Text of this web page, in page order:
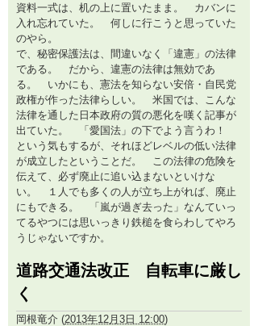
資料一式は、机の上に置いたまま。 カバンに
入れ忘れていた。 何しに行こうと思っていた
のやら。
で、秘密保護法は、間違いなく「違憲」の法律
である。 だから、違憲の法律は無効であ
る。 いかにも、憲法を知らない安倍・自民党
政権が作った法律らしい。 米国では、こんな
法律を通した日本政府の質の悪化を嘆く記事が
出ていた。 「愛国法」の下でよう言うわ！
という気もするが、それほどレベルの低い法律
が成立したということだ。 この法律の危険を
伝えて、必ず廃止に追い込まないといけな
い。 １人でも多くの人が立ち上がれば、廃止
にもできる。 「嵐が過ぎ去った」なんていっ
てるやつには思いっきり鉄槌を食らわしてやろ
うじゃないですか。
道路交通法改正 自転車に厳し
く
岡根竜介 (2013年12月3日 12:00)